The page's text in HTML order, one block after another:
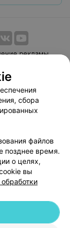
рекламы
оплаты
Беларусь,
сбора
файлов
позднее время.
о целях,
вы